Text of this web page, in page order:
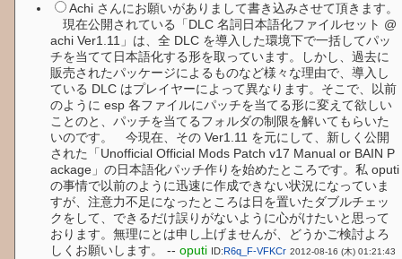
Achi さんにお願いがありまして書き込みさせて頂きます。
現在公開されている「DLC 名詞日本語化ファイルセット @
achi Ver1.11」は、全 DLC を導入した環境下で一括してパッ
チを当てて日本語化する形を取っています。しかし、過去に
販売されたパッケージによるものなど様々な理由で、導入し
ている DLC はプレイヤーによって異なります。そこで、以前
のように esp 各ファイルにパッチを当てる形に変えて欲しい
ことのと、パッチを当てるフォルダの制限を解いてもらいた
いのです。 今現在、その Ver1.11 を元にして、新しく公開
された「Unofficial Official Mods Patch v17 Manual or BAIN P
ackage」の日本語化パッチ作りを始めたところです。私 oputi
の事情で以前のように迅速に作成できない状況になっていま
すが、注意力不足になったところは日を置いたダブルチェッ
クをして、できるだけ誤りがないように心がけたいと思って
おります。無理にとは申し上げませんが、どうかご検討よろ
しくお願いします。 --oputi ID: R6q_F-VFKCr 2012-08-16 (木) 01:21:43